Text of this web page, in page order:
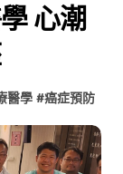
心潮
醫學 #癌症預防